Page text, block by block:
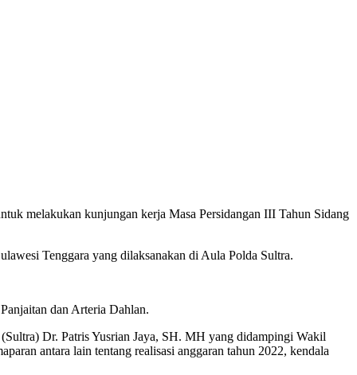
melakukan kunjungan kerja Masa Persidangan III Tahun Sidang
Tenggara yang dilaksanakan di Aula Polda Sultra.
dan Arteria Dahlan.
Dr. Patris Yusrian Jaya, SH. MH yang didampingi Wakil
antara lain tentang realisasi anggaran tahun 2022, kendala